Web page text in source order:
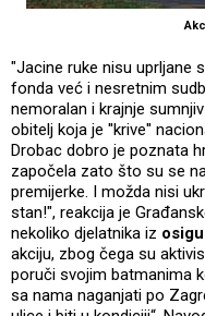
"Jacine ruke nisu uprljane
fonda već i nesretnim
nemoralan i krajnje
obitelj koja je ''krive''
Drobac dobro je poznata
započela zato što su se
premijerke. I možda nisi
stan!", reakcija je
nekoliko djelatnika iz
akciju, zbog čega su
poruči svojim batmanima
sa nama naganjati po